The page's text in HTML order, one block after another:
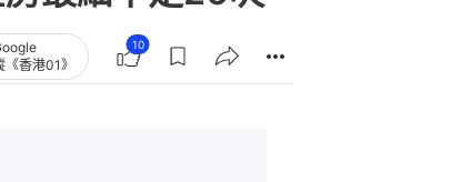
《香港01》
10